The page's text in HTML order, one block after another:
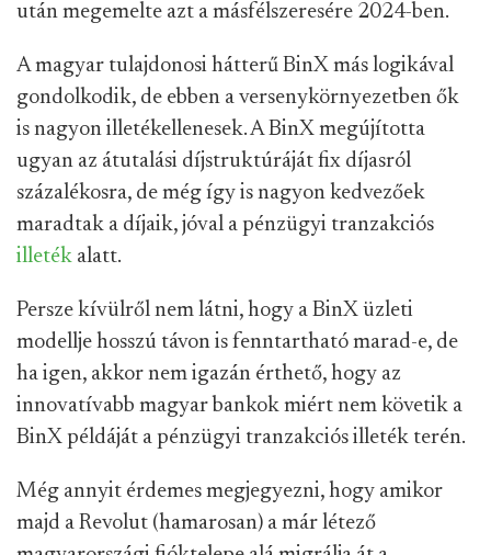
után megemelte azt a másfélszeresére 2024-ben.
A magyar tulajdonosi hátterű BinX más logikával
gondolkodik, de ebben a versenykörnyezetben ők
is nagyon illetékellenesek. A BinX megújította
ugyan az átutalási díjstruktúráját fix díjasról
százalékosra, de még így is nagyon kedvezőek
maradtak a díjaik, jóval a pénzügyi tranzakciós
illeték alatt.
Persze kívülről nem látni, hogy a BinX üzleti
modellje hosszú távon is fenntartható marad-e, de
ha igen, akkor nem igazán érthető, hogy az
innovatívabb magyar bankok miért nem követik a
BinX példáját a pénzügyi tranzakciós illeték terén.
Még annyit érdemes megjegyezni, hogy amikor
majd a Revolut (hamarosan) a már létező